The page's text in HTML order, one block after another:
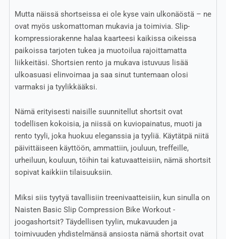
Mutta näissä shortseissa ei ole kyse vain ulkonäöstä – ne
ovat myös uskomattoman mukavia ja toimivia. Slip-
kompressiorakenne halaa kaarteesi kaikissa oikeissa
paikoissa tarjoten tukea ja muotoilua rajoittamatta
liikkeitäsi. Shortsien rento ja mukava istuvuus lisää
ulkoasuasi elinvoimaa ja saa sinut tuntemaan olosi
varmaksi ja tyylikkääksi.
Nämä erityisesti naisille suunnitellut shortsit ovat
todellisen kokoisia, ja niissä on kuviopainatus, muoti ja
rento tyyli, joka huokuu eleganssia ja tyyliä. Käytätpä niitä
päivittäiseen käyttöön, ammattiin, jouluun, treffeille,
urheiluun, kouluun, töihin tai katuvaatteisiin, nämä shortsit
sopivat kaikkiin tilaisuuksiin.
Miksi siis tyytyä tavallisiin treenivaatteisiin, kun sinulla on
Naisten Basic Slip Compression Bike Workout -
joogashortsit? Täydellisen tyylin, mukavuuden ja
toimivuuden yhdistelmänsä ansiosta nämä shortsit ovat